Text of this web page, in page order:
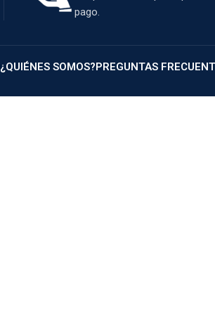
pago.
¿QUIÉNES SOMOS?PREGUNTAS